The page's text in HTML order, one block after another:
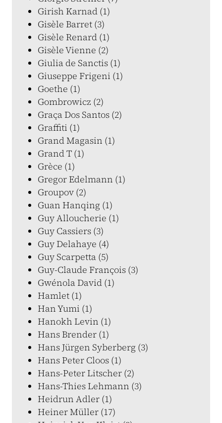
Girish Karnad (1)
Gisèle Barret (3)
Gisèle Renard (1)
Gisèle Vienne (2)
Giulia de Sanctis (1)
Giuseppe Frigeni (1)
Goethe (1)
Gombrowicz (2)
Graça Dos Santos (2)
Graffiti (1)
Grand Magasin (1)
Grand T (1)
Grèce (1)
Gregor Edelmann (1)
Groupov (2)
Guan Hanqing (1)
Guy Alloucherie (1)
Guy Cassiers (3)
Guy Delahaye (4)
Guy Scarpetta (5)
Guy-Claude François (3)
Gwénola David (1)
Hamlet (1)
Han Yumi (1)
Hanokh Levin (1)
Hans Brender (1)
Hans Jürgen Syberberg (3)
Hans Peter Cloos (1)
Hans-Peter Litscher (2)
Hans-Thies Lehmann (3)
Heidrun Adler (1)
Heiner Müller (17)